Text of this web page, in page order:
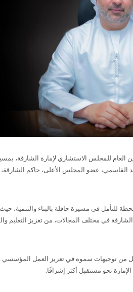
العام للمجلس الاستشاري لإمارة الشارقة،
للتأمل في مسيرة حافلة بالبناء والتنمية،
في مختلف المجالات، من تعزيز التعليم
من توجيهات سموه في تعزيز العمل
نحو مستقبل أكثر إشراقًا.